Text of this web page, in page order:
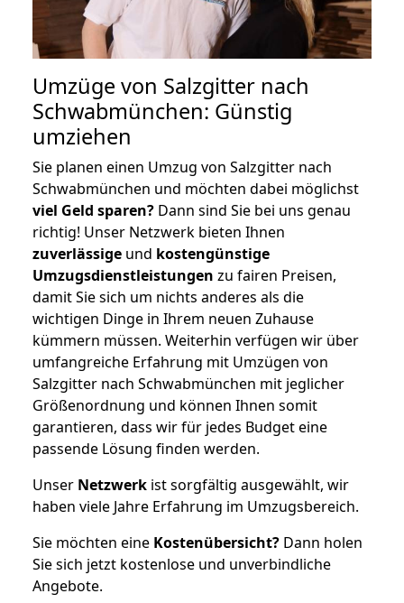
Umzüge von Salzgitter nach
Schwabmünchen: Günstig
umziehen
Sie planen einen Umzug von Salzgitter nach
Schwabmünchen und möchten dabei möglichst
viel Geld sparen? Dann sind Sie bei uns genau
richtig! Unser Netzwerk bieten Ihnen
zuverlässige und kostengünstige
Umzugsdienstleistungen zu fairen Preisen,
damit Sie sich um nichts anderes als die
wichtigen Dinge in Ihrem neuen Zuhause
kümmern müssen. Weiterhin verfügen wir über
umfangreiche Erfahrung mit Umzügen von
Salzgitter nach Schwabmünchen mit jeglicher
Größenordnung und können Ihnen somit
garantieren, dass wir für jedes Budget eine
passende Lösung finden werden.
Unser Netzwerk ist sorgfältig ausgewählt, wir
haben viele Jahre Erfahrung im Umzugsbereich.
Sie möchten eine Kostenübersicht? Dann holen
Sie sich jetzt kostenlose und unverbindliche
Angebote.